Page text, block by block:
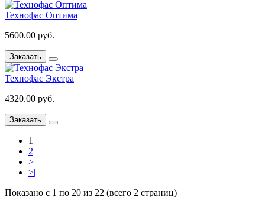
Технофас Оптима
5600.00 руб.
Заказать
Технофас Экстра
4320.00 руб.
Заказать
1
2
>
>|
Показано с 1 по 20 из 22 (всего 2 страниц)